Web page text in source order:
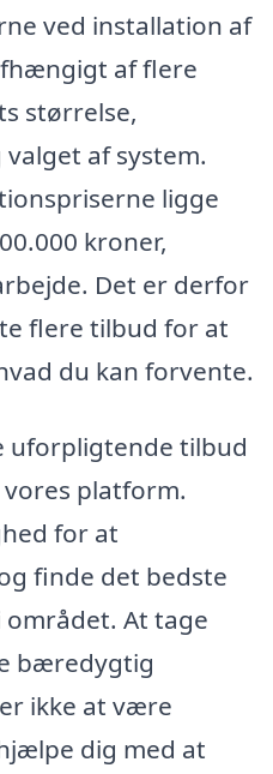
ved installation af
af flere
størrelse,
af system.
ligge
kroner,
Det er derfor
flere tilbud for at
du kan forvente.
uforpligtende tilbud
platform.
for at
finde det bedste
At tage
bæredygtig
ikke at være
dig med at